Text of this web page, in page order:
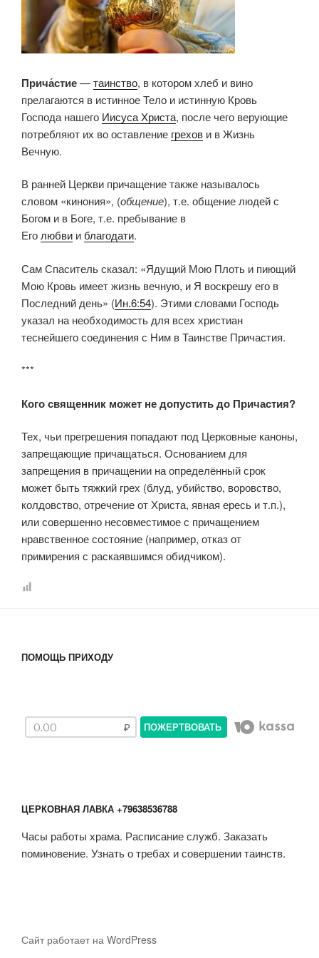
Прича́стие—таинство, в котором хлеб и вино
прелагаются в истинное Тело и истинную Кровь
Господа нашего Иисуса Христа, после чего верующие
потребляют их во оставление грехов и в Жизнь
Вечную.
В ранней Церкви причащение также называлось
словом «кинония», (общение), т.е. общение людей с
Богом и в Боге, т.е. пребывание в
Его любви иблагодати.
Сам Спаситель сказал: «Ядущий Мою Плоть и пиющий
Мою Кровь имеет жизнь вечную, и Я воскрешу его в
Последний день» (Ин.6:54). Этими словами Господь
указал на необходимость для всех христиан
теснейшего соединения с Ним в Таинстве Причастия.
***
Кого священник может не допустить до Причастия?
Тех, чьи прегрешения попадают под Церковные каноны,
запрещающие причащаться. Основанием для
запрещения в причащении на определённый срок
может быть тяжкий грех (блуд, убийство, воровство,
колдовство, отречение от Христа, явная ересь и т.п.),
или совершенно несовместимое с причащением
нравственное состояние (например, отказ от
примирения с раскаявшимся обидчиком).
ПОМОЩЬ ПРИХОДУ
ПОЖЕРТВОВАТЬ
ЦЕРКОВНАЯ ЛАВКА +79638536788
Часы работы храма. Расписание служб. Заказать
поминовение. Узнать о требах и совершении таинств.
Сайт работает на WordPress